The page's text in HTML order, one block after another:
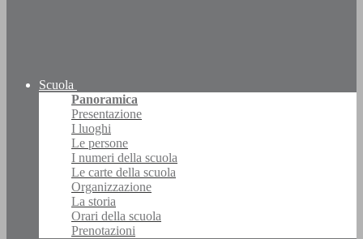
Scuola
Panoramica
Presentazione
I luoghi
Le persone
I numeri della scuola
Le carte della scuola
Organizzazione
La storia
Orari della scuola
Prenotazioni